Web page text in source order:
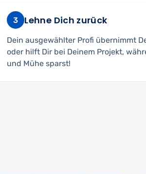
3 Lehne Dich zurück
Dein ausgewählter Profi übernimmt
oder hilft Dir bei Deinem Projekt,
und Mühe sparst!